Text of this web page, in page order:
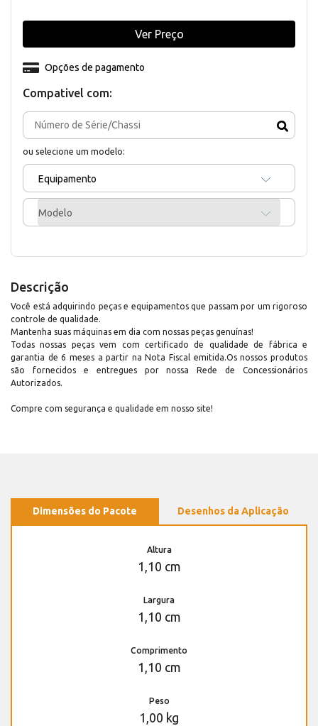
Compativel com:
ou selecione um modelo:
Equipamento
Modelo
Opções de pagamento
Ver Preço
Descrição
Você está adquirindo peças e equipamentos que passam por um rigoroso
controle de qualidade.
Mantenha suas máquinas em dia com nossas peças genuínas!
Todas nossas peças vem com certificado de qualidade de fábrica e
garantia de 6 meses a partir na Nota Fiscal emitida.Os nossos produtos
são fornecidos e entregues por nossa Rede de Concessionários
Autorizados.
Compre com segurança e qualidade em nosso site!
Dimensões do Pacote Desenhos da Aplicação
Altura
1,10 cm
Largura
1,10 cm
Comprimento
1,10 cm
Peso
1,00 kg